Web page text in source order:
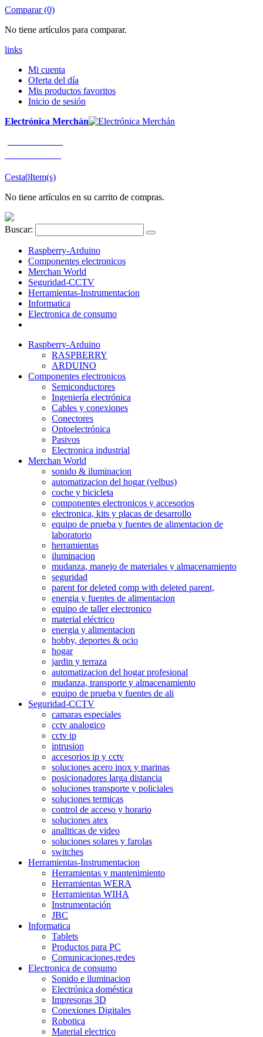
Comparar (0)
No tiene artículos para comparar.
links
Mi cuenta
Oferta del día
Mis productos favoritos
Inicio de sesión
Electrónica Merchán
Cesta0Item(s)
No tiene artículos en su carrito de compras.
Buscar:
Raspberry-Arduino
Componentes electronicos
Merchan World
Seguridad-CCTV
Herramientas-Instrumentacion
Informatica
Electronica de consumo
Raspberry-Arduino
RASPBERRY
ARDUINO
Componentes electronicos
Semiconductores
Ingeniería electrónica
Cables y conexiones
Conectores
Optoelectrónica
Pasivos
Electronica industrial
Merchan World
sonido & iluminacion
automatizacion del hogar (velbus)
coche y bicicleta
componentes electronicos y accesorios
electronica, kits y placas de desarrollo
equipo de prueba y fuentes de alimentacion de
laboratorio
herramientas
iluminacion
mudanza, manejo de materiales y almacenamiento
seguridad
parent for deleted comp with deleted parent,
energia y fuentes de alimentacion
equipo de taller electronico
material eléctrico
energia y alimentacion
hobby, deportes & ocio
hogar
jardin y terraza
automatizacion del hogar profesional
mudanza, transporte y almacenamiento
equipo de prueba y fuentes de ali
Seguridad-CCTV
camaras especiales
cctv analogico
cctv ip
intrusion
accesorios ip y cctv
soluciones acero inox y marinas
posicionadores larga distancia
soluciones transporte y policiales
soluciones termicas
control de acceso y horario
soluciones atex
analiticas de video
soluciones solares y farolas
switches
Herramientas-Instrumentacion
Herramientas y mantenimiento
Herramientas WERA
Herramientas WIHA
Instrumentación
JBC
Informatica
Tablets
Productos para PC
Comunicaciones,redes
Electronica de consumo
Sonido e iluminacion
Electrónica doméstica
Impresoras 3D
Conexiones Digitales
Robotica
Material electrico